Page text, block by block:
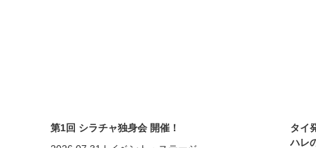
第1回 シラチャ独身会 開催！
タイ
ハレ